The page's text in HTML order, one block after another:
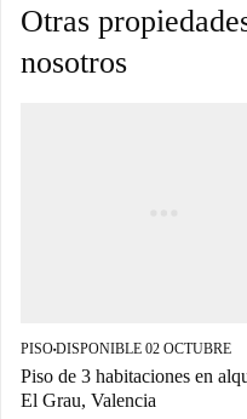
Otras
nosotros
PISO■DISPONIBLE 02 OCTUBRE
Piso de 3 habitaciones en
El Grau, Valencia